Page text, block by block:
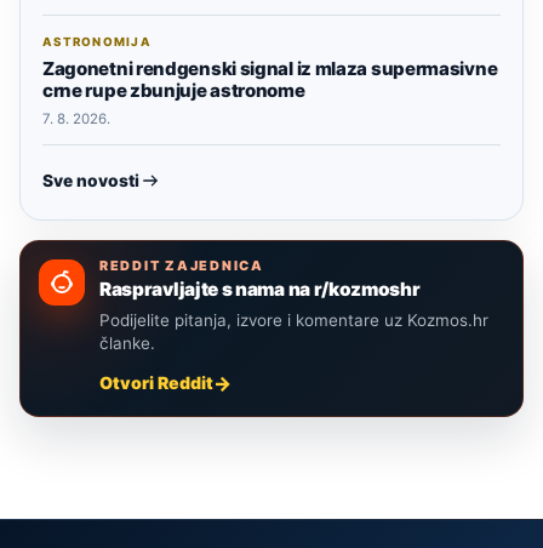
ASTRONOMIJA
Zagonetni rendgenski signal iz mlaza supermasivne
crne rupe zbunjuje astronome
7. 8. 2026.
Sve novosti
REDDIT ZAJEDNICA
Raspravljajte s nama na r/kozmoshr
Podijelite pitanja, izvore i komentare uz Kozmos.hr
članke.
Otvori Reddit